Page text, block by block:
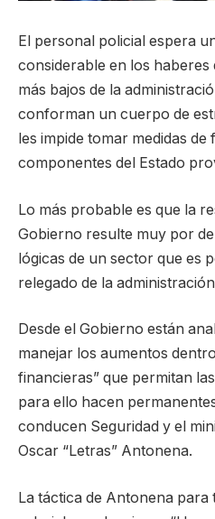
El personal policial espera
considerable en los haberes
más bajos de la
conforman un cuerpo de
les impide tomar medidas
componentes del Estado
Lo más probable es que la
Gobierno resulte muy por
lógicas de un sector que es
relegado de la
Desde el Gobierno están
manejar los aumentos
financieras” que permitan
para ello hacen
conducen Seguridad y el
Oscar “Letras” Antonena.
La táctica de Antonena para